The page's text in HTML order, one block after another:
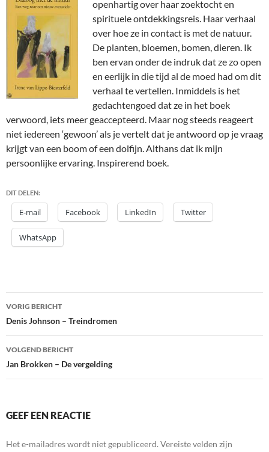
openhartig over haar zoektocht en
spirituele ontdekkingsreis. Haar verhaal
over hoe ze in contact is met de natuur.
De planten, bloemen, bomen, dieren. Ik
ben ervan onder de indruk dat ze zo open
en eerlijk in die tijd al de moed had om dit
verhaal te vertellen. Inmiddels is het
gedachtengoed dat ze in het boek
verwoord, iets meer geaccepteerd. Maar nog steeds reageert
niet iedereen ‘gewoon’ als je vertelt dat je antwoord op je vraag
krijgt van een boom of een dolfijn. Althans dat ik mijn
persoonlijke ervaring. Inspirerend boek.
DIT DELEN:
E-mail Facebook LinkedIn Twitter
WhatsApp
Bericht
navigatie
VORIG BERICHT
Denis Johnson – Treindromen
VOLGEND BERICHT
Jan Brokken – De vergelding
GEEF EEN REACTIE
Het e-mailadres wordt niet gepubliceerd. Vereiste velden zijn